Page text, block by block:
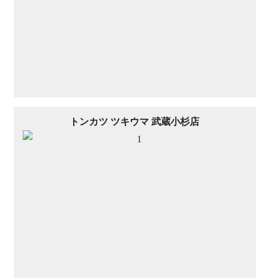
トンカツ ツキウマ 武蔵小杉店